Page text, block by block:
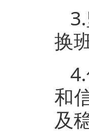
换
和
及